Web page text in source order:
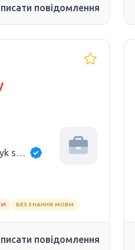
повідомлення
Golkonda M.Rujna B.Sieńczyk sp.j.
БЕЗ ЗНАННЯ МОВИ
повідомлення